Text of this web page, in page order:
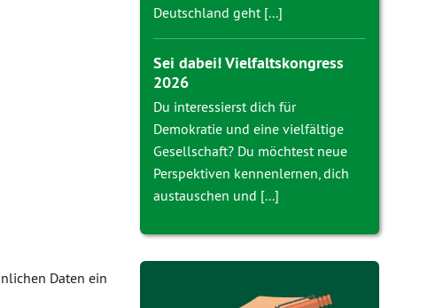
Daten ein
Deutschland geht [...]
Sei dabei! Vielfaltskongress
2026
Du interessierst dich für
Demokratie und eine vielfältige
Gesellschaft? Du möchtest neue
Perspektiven kennenlernen, dich
austauschen und [...]